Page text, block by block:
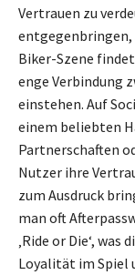
Vertrauen zu
entgegenbringen,
Biker-Szene
enge Verbindung
einstehen. Auf
einem beliebten
Partnerschaften
Nutzer ihre
zum Ausdruck
man oft
‚Ride or Die‘,
Loyalität im Spiel